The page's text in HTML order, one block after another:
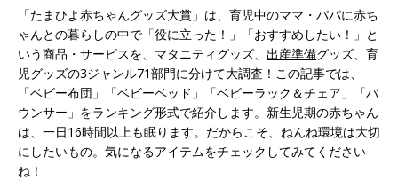
「たまひよ赤ちゃんグッズ大賞」は、育児中のママ・パパに赤ち
ゃんとの暮らしの中で「役に立った！」「おすすめしたい！」と
いう商品・サービスを、マタニティグッズ、 出産準備グッズ、育
児グッズの3ジャンル71部門に分けて大調査！この記事では、
「ベビー布団」「ベビーベッド」「ベビーラック＆チェア」「バ
ウンサー」をランキング形式で紹介します。新生児期の赤ちゃん
は、一日16時間以上も眠ります。だからこそ、ねんね環境は大切
にしたいもの。気になるアイテムをチェックしてみてください
ね！